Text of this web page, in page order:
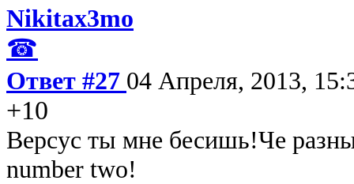
Nikitax3mo
☎
Ответ #27 04 Апреля, 2013,
+10
Версус ты мне бесишь!Че
number two!